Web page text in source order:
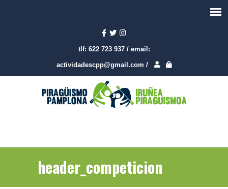
tlf: 622 723 937 / email:
actividadescpp@gmail.com /
header_competicion